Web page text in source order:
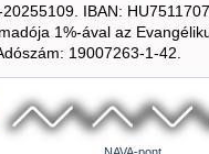
IBAN:
1%-ával az
19007263-1-42.